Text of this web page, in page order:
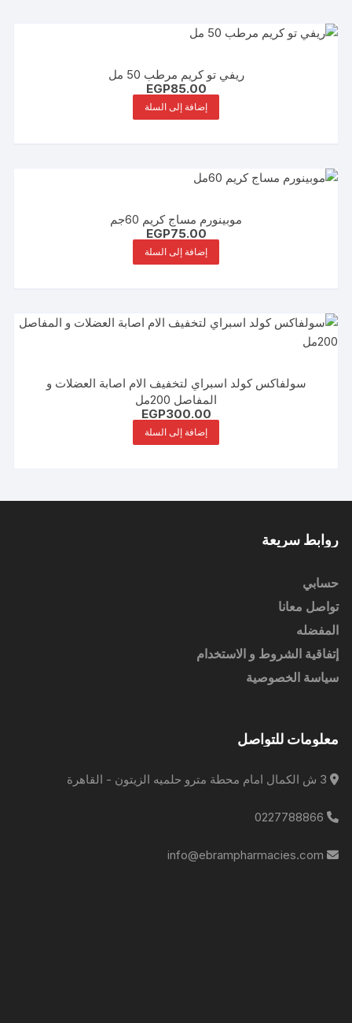
ريفي تو كريم مرطب 50 مل
EGP85.00
إضافة إلى السلة
موبينورم مساج كريم 60جم
EGP75.00
إضافة إلى السلة
سولفاكس كولد اسبراي لتخفيف الام اصابة العضلات و
المفاصل 200مل
EGP300.00
إضافة إلى السلة
روابط سريعة
حسابي
تواصل معانا
المفضله
إتفاقية الشروط و الاستخدام
سياسة الخصوصية
معلومات للتواصل